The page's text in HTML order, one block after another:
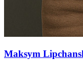
Maksym